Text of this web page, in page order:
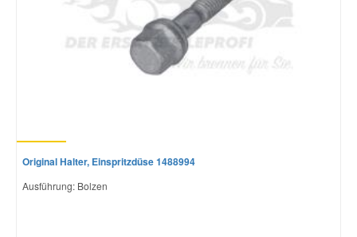
Original Halter, Einspritzdüse 1488994
Ausführung: Bolzen